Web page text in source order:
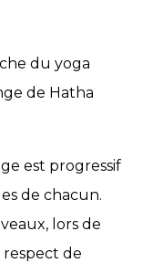
du yoga
de Hatha
est progressif
de chacun.
lors de
respect de